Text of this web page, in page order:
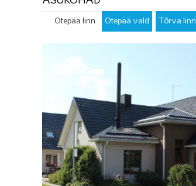
Otepää linn Otepää vald Tõrva linn